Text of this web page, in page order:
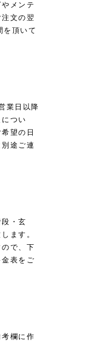
メンテ
文の翌
を頂いて
業日以降
つい
望の日
途ご連
・玄
ます。
で、下
表をご
欄に作